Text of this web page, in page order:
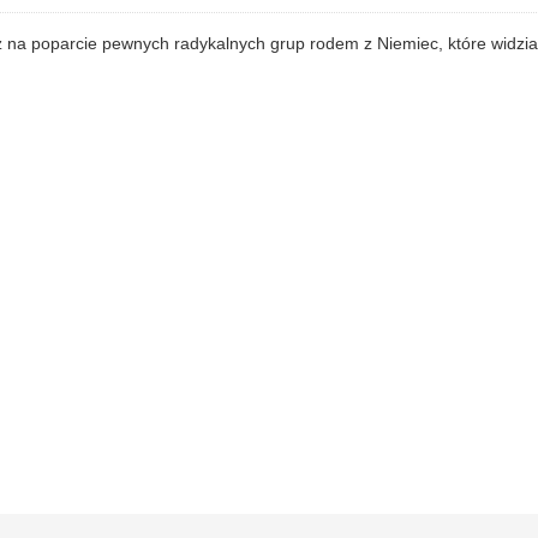
na poparcie pewnych radykalnych grup rodem z Niemiec, które